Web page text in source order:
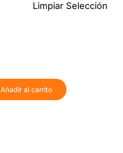
Limpiar Selección
Añadir al carrito